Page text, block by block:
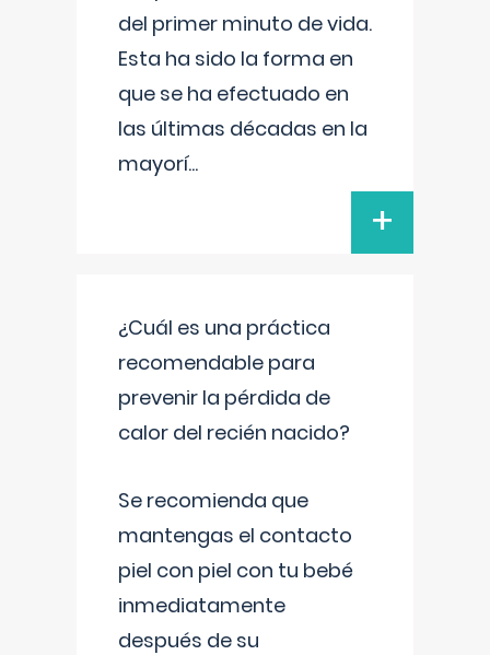
del primer minuto de vida.
Esta ha sido la forma en
que se ha efectuado en
las últimas décadas en la
mayorí...
+
¿Cuál es una práctica
recomendable para
prevenir la pérdida de
calor del recién nacido?
Se recomienda que
mantengas el contacto
piel con piel con tu bebé
inmediatamente
después de su